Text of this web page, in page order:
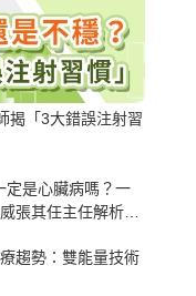
揭「3大錯誤注射習
定是心臟病嗎？一
張其任主任解析支
趨勢：雙能量技術